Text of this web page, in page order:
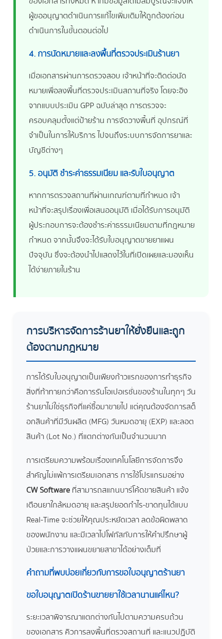
ผู้ขออนุญาตดำเนินการแก้ไขเพิ่มเติมให้ถูกต้องก่อน
ดำเนินการในขั้นตอนต่อไป
4. การนัดหมายและลงพื้นที่ตรวจประเมินร้านยา
เมื่อเอกสารผ่านการตรวจสอบ เจ้าหน้าที่จะติดต่อนัด
หมายเพื่อลงพื้นที่ตรวจประเมินสถานที่จริง โดยจะอิง
จากแบบประเมิน GPP ฉบับล่าสุด การตรวจจะ
ครอบคลุมตั้งแต่ป้ายร้าน การจัดวางพื้นที่ อุปกรณ์ที่
จำเป็นในการให้บริการ ไปจนถึงระบบการจัดการยาและ
บัญชีต่างๆ
5. อนุมัติ ชำระค่าธรรมเนียม และรับใบอนุญาต
หากการตรวจสถานที่ผ่านเกณฑ์ตามที่กำหนด เจ้า
หน้าที่จะสรุปเรื่องเพื่อเสนออนุมัติ เมื่อได้รับการอนุมัติ
ผู้ประกอบการจะต้องชำระค่าธรรมเนียมตามที่กฎหมาย
กำหนด จากนั้นจึงจะได้รับใบอนุญาตขายยาแผน
ปัจจุบัน ซึ่งจะต้องนำไปแสดงไว้ในที่เปิดเผยและมองเห็น
ได้ง่ายภายในร้าน
การบริหารจัดการร้านยาให้ยั่งยืนและถูก
ต้องตามกฎหมาย
การได้รับใบอนุญาตเป็นเพียงก้าวแรกของการทำธุรกิจ
สิ่งที่ท้าทายกว่าคือการรันโอเปอเรชั่นของร้านในทุกๆ วัน
ร้านยาไม่ใช่ธุรกิจที่แค่ซื้อมาขายไป แต่คุณต้องจัดการสต็
อกสินค้าที่มีวันผลิต (MFG) วันหมดอายุ (EXP) และลอต
สินค้า (Lot No.) ที่แตกต่างกันเป็นจำนวนมาก
การเตรียมความพร้อมเรื่องเทคโนโลยีการจัดการจึง
สำคัญไม่แพ้การเตรียมเอกสาร การใช้โปรแกรมอย่าง
CW Softwareที่สามารถสแกนบาร์โค้ดขายสินค้า แจ้ง
เตือนยาใกล้หมดอายุ และสรุปยอดกำไร-ขาดทุนได้แบบ
Real-Time จะช่วยให้คุณประหยัดเวลา ลดข้อผิดพลาด
ของพนักงาน และมีเวลาไปโฟกัสกับการให้คำปรึกษาผู้
ป่วยและการวางแผนขยายสาขาได้อย่างเต็มที่
คำถามที่พบบ่อยเกี่ยวกับการขอใบอนุญาตร้านยา
ขอใบอนุญาตเปิดร้านขายยาใช้เวลานานแค่ไหน?
ระยะเวลาพิจารณาแตกต่างกันไปตามความครบถ้วน
ของเอกสาร คิวการลงพื้นที่ตรวจสถานที่ และแนวปฏิบัติ